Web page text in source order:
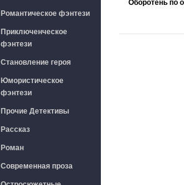
Романтическое фэнтези
Приключенческое
фэнтези
Становление героя
Юмористическое
фэнтези
Прочие Детективы
Рассказ
Роман
Современная проза